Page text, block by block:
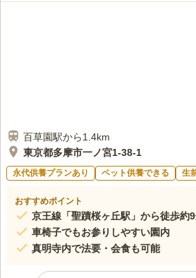
百草園駅から1.4km
東京都多摩市一ノ宮1-38-1
永代供養プランあり ペット供養できる 生
おすすめポイント
京王線「聖蹟桜ヶ丘駅」から徒歩約
車椅子でもお参りしやすい園内
真明寺内で法要・会食も可能